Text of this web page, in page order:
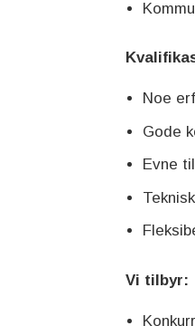
Noe
Gode
Evne
Vi tilbyr: